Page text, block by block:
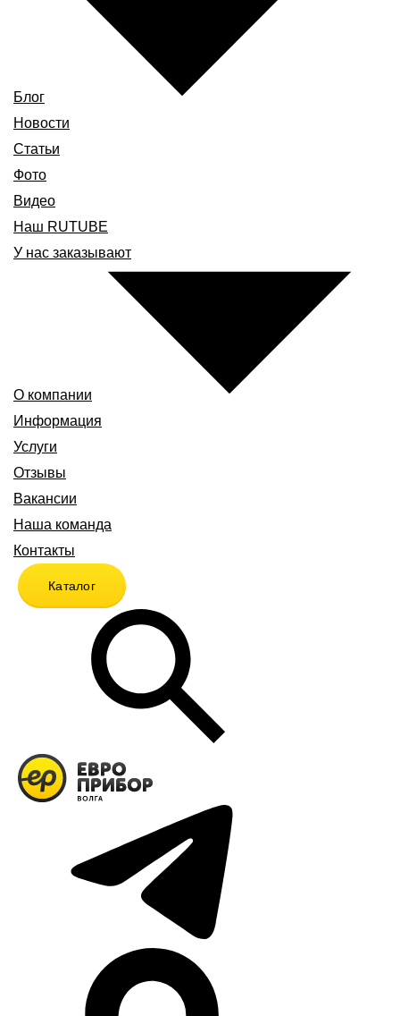
Блог
Новости
Статьи
Фото
Видео
Наш RUTUBE
У нас заказывают
О компании
Информация
Услуги
Отзывы
Вакансии
Наша команда
Контакты
Каталог